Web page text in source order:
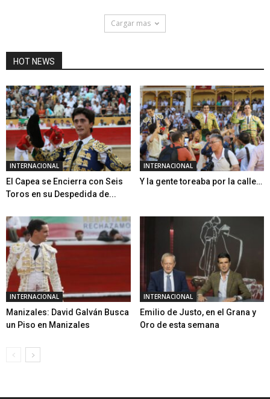
Cargar mas
HOT NEWS
INTERNACIONAL
El Capea se Encierra con Seis
Toros en su Despedida de...
INTERNACIONAL
Y la gente toreaba por la calle…
INTERNACIONAL
Manizales: David Galván Busca
un Piso en Manizales
INTERNACIONAL
Emilio de Justo, en el Grana y
Oro de esta semana